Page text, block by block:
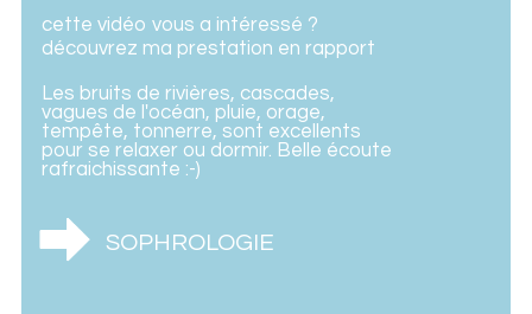
cette vidéo vous a intéressé ?
découvrez ma prestation en rapport
Les bruits de rivières, cascades,
vagues de l'océan, pluie, orage,
tempête, tonnerre, sont excellents
pour se relaxer ou dormir. Belle écoute
rafraichissante :-)
SOPHROLOGIE